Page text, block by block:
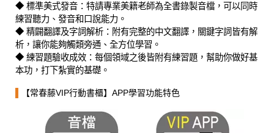
◆ 標準美式發音：特請專業美籍老師為全書錄製音檔，可以同時
練習聽力、發音和口說能力。
◆ 精闢翻譯及字詞解析：附有完整的中文翻譯，關鍵字詞皆有解
析，讓你能夠觸類旁通、全方位學習。
◆ 練習題驗收成效：每個領域之後皆附有練習題，幫助你做好基
本功，打下紮實的基礎。
【常春藤VIP行動書櫃】APP學習功能特色